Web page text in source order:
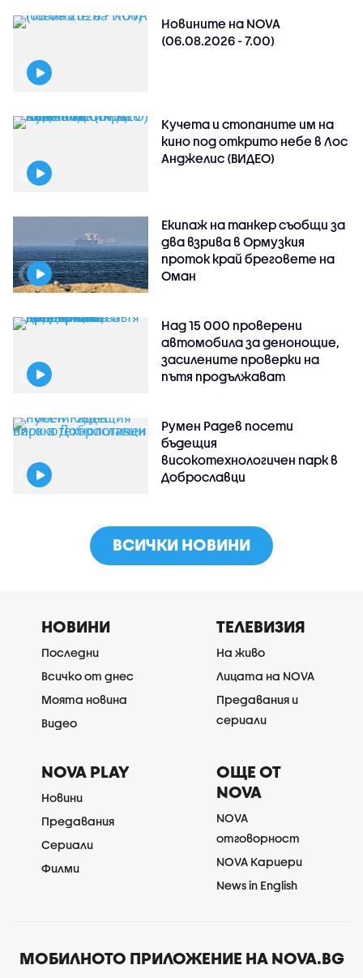
Новините на NOVA
(06.08.2026 - 7.00)
Кучета и стопаните им на
кино под открито небе в Лос
Анджелис (ВИДЕО)
Екипаж на танкер съобщи за
два взрива в Ормузкия
проток край бреговете на
Оман
Над 15 000 проверени
автомобила за денонощие,
засилените проверки на
пътя продължават
Румен Радев посети
бъдещия
високотехнологичен парк в
Доброславци
ВСИЧКИ НОВИНИ
НОВИНИ
Последни
Всичко от днес
Моята новина
Видео
ТЕЛЕВИЗИЯ
На живо
Лицата на NOVA
Предавания и
сериали
NOVA PLAY
Новини
Предавания
Сериали
Филми
ОЩЕ ОТ
NOVA
NOVA
отговорност
NOVA Кариери
News in English
МОБИЛНОТО ПРИЛОЖЕНИЕ НА NOVA.BG